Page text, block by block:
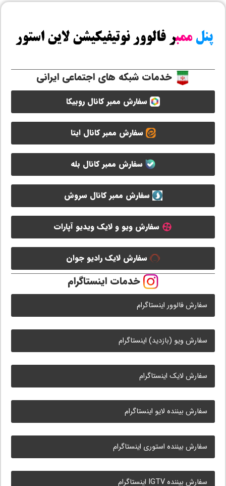
خدمات شبکه های اجتماعی ایرانی
سفارش ممبر کانال روبیکا
سفارش ممبر کانال ایتا
سفارش ممبر کانال بله
سفارش ممبر کانال سروش
سفارش ویو و لایک ویدیو آپارات
سفارش لایک رادیو جوان
خدمات اینستاگرام
سفارش فالوور اینستاگرام
سفارش ویو (بازدید) اینستاگرام
سفارش لایک اینستاگرام
سفارش بیننده لایو اینستاگرام
سفارش بیننده استوری اینستاگرام
سفارش بیننده IGTV اینستاگرام